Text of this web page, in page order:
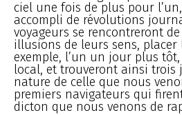
ciel une fois de plus pour
accompli de révolutions
voyageurs se rencontreront
illusions de leurs sens,
exemple, l’un un jour plus
local, et trouveront ainsi trois
nature de celle que nous
premiers navigateurs qui
dicton que nous venons de